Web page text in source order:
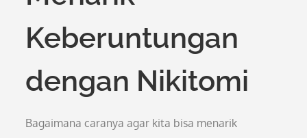
Keberuntungan
dengan Nikitomi
Bagaimana caranya agar kita bisa menarik